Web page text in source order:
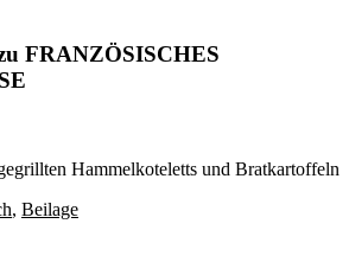
FRANZÖSISCHES
Hammelkoteletts und Bratkartoffeln
, Beilage